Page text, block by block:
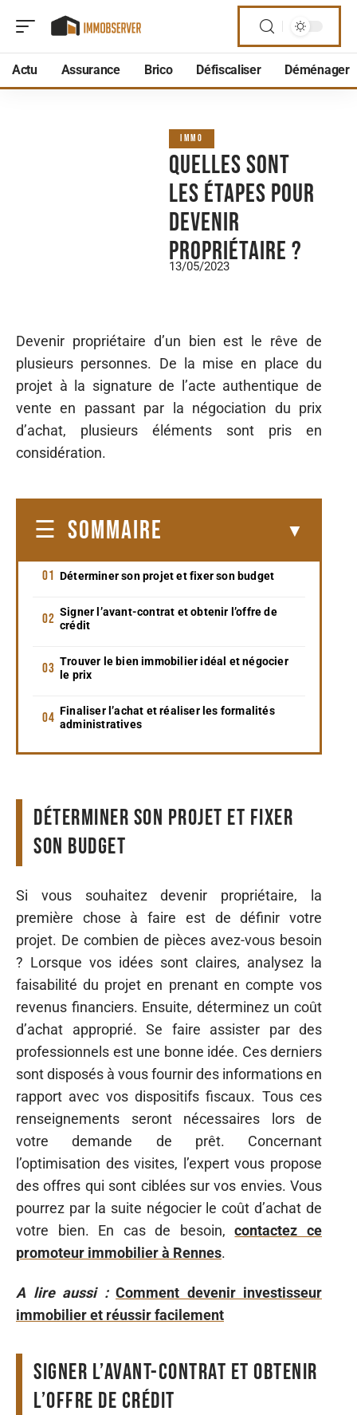
Actu Assurance Brico Défiscaliser Déménager
IMMO
Quelles sont
les étapes pour
devenir
propriétaire ?
13/05/2023
Devenir propriétaire d’un bien est le rêve de
plusieurs personnes. De la mise en place du
projet à la signature de l’acte authentique de
vente en passant par la négociation du prix
d’achat, plusieurs éléments sont pris en
considération.
SOMMAIRE
Déterminer son projet et fixer son budget
Signer l’avant-contrat et obtenir l’offre de
crédit
Trouver le bien immobilier idéal et négocier
le prix
Finaliser l’achat et réaliser les formalités
administratives
Déterminer son projet et fixer
son budget
Si vous souhaitez devenir propriétaire, la
première chose à faire est de définir votre
projet. De combien de pièces avez-vous besoin
? Lorsque vos idées sont claires, analysez la
faisabilité du projet en prenant en compte vos
revenus financiers. Ensuite, déterminez un coût
d’achat approprié. Se faire assister par des
professionnels est une bonne idée. Ces derniers
sont disposés à vous fournir des informations en
rapport avec vos dispositifs fiscaux. Tous ces
renseignements seront nécessaires lors de
votre demande de prêt. Concernant
l’optimisation des visites, l’expert vous propose
des offres qui sont ciblées sur vos envies. Vous
pourrez par la suite négocier le coût d’achat de
votre bien. En cas de besoin,contactez ce
promoteur immobilier à Rennes.
A lire aussi : Comment devenir investisseur
immobilier et réussir facilement
Signer l’avant-contrat et obtenir
l’offre de crédit